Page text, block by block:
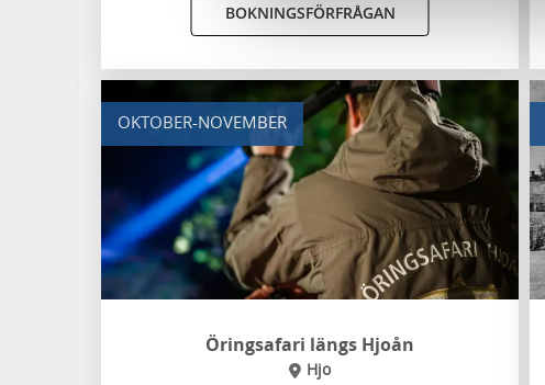
BOKNINGSFÖRFRÅGAN
OKTOBER-NOVEMBER
Öringsafari längs Hjoån
Hjo